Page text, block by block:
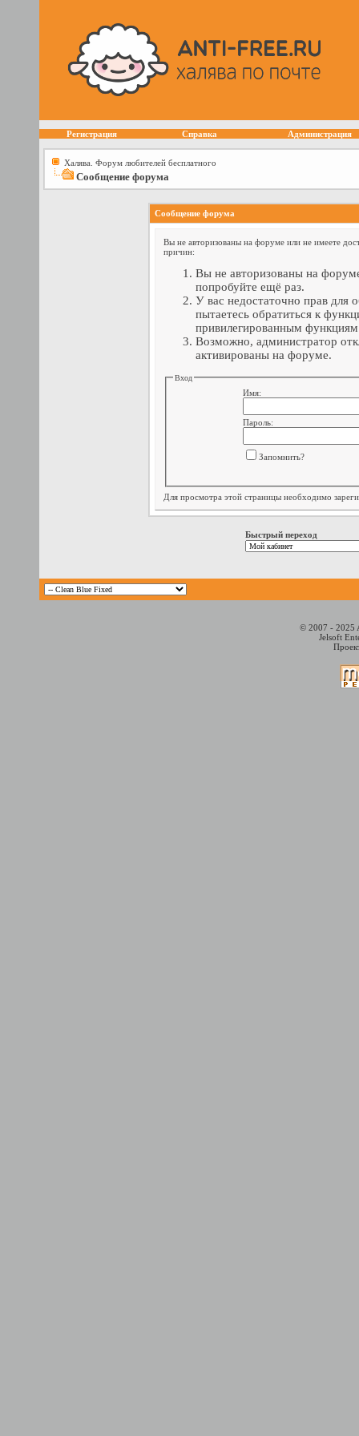
Регистрация Справка Администрация
Халява. Форум любителей бесплатного
Сообщение форума
Сообщение форума
Вы не авторизованы на форуме или не имеете
причин:
Вы не авторизованы на
попробуйте ещё раз.
У вас недостаточно прав для
пытаетесь обратиться к
привилегированным
Возможно, администратор
активированы на форуме.
Вход
Имя:
Пароль:
Запомнить?
Для просмотра этой страницы необходимо
Быстрый переход
© 2007 - 2025
Jelsoft